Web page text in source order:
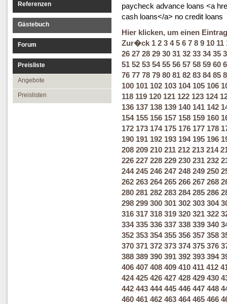
Referenzen
Gästebuch
Forum
Preisliste
Angebote
Preislisten
paycheck advance loans <a
cash loans</a> no credit loans
Hier klicken, um einen
Zur�ck 1 2 3 4 5 6 7 8 9 10 11
26 27 28 29 30 31 32 33 34 35
51 52 53 54 55 56 57 58 59 60
76 77 78 79 80 81 82 83 84 85
100 101 102 103 104 105 106
118 119 120 121 122 123 124
136 137 138 139 140 141 142
154 155 156 157 158 159 160
172 173 174 175 176 177 178
190 191 192 193 194 195 196
208 209 210 211 212 213 214
226 227 228 229 230 231 232
244 245 246 247 248 249 250
262 263 264 265 266 267 268
280 281 282 283 284 285 286
298 299 300 301 302 303 304
316 317 318 319 320 321 322
334 335 336 337 338 339 340
352 353 354 355 356 357 358
370 371 372 373 374 375 376
388 389 390 391 392 393 394
406 407 408 409 410 411 412
424 425 426 427 428 429 430
442 443 444 445 446 447 448
460 461 462 463 464 465 466